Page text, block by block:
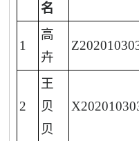
名
1
高
卉
2
王
贝
贝